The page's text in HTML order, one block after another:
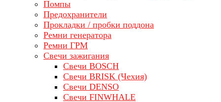
Помпы
Предохранители
Прокладки / пробки поддона
Ремни генератора
Ремни ГРМ
Свечи зажигания
Свечи BOSCH
Свечи BRISK (Чехия)
Свечи DENSO
Свечи FINWHALE